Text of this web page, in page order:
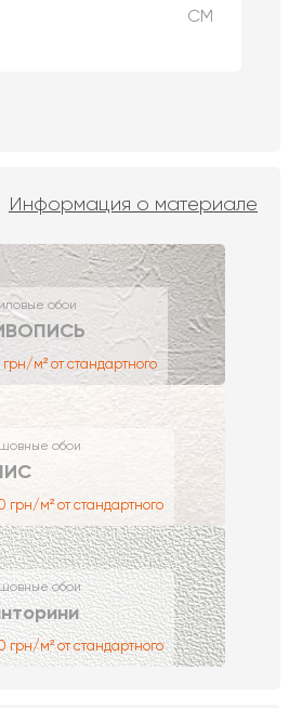
СМ
Информация о материале
обои
м² от стандартного
обои
грн/м² от стандартного
обои
грн/м² от стандартного